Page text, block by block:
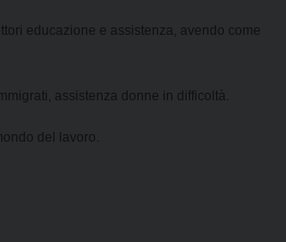
educazione e assistenza, avendo come
assistenza donne in difficoltà.
del lavoro.